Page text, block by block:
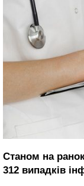
Станом на
312 випадків